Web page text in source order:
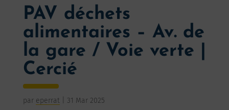
PAV déchets
alimentaires – Av. de
la gare / Voie verte |
Cercié
par eperrat 31 Mar 2025